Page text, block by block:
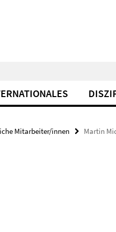
Mitarbeiter/innen Martin